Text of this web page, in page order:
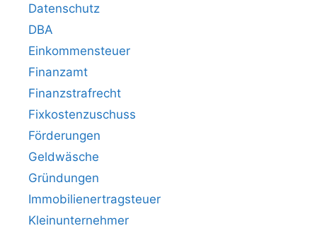
Datenschutz
DBA
Einkommensteuer
Finanzamt
Finanzstrafrecht
Fixkostenzuschuss
Förderungen
Geldwäsche
Gründungen
Immobilienertragsteuer
Kleinunternehmer